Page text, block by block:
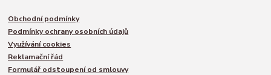
Obchodní podmínky
Podmínky ochrany osobních údajů
Využívání cookies
Reklamační řád
Formulář odstoupení od smlouvy